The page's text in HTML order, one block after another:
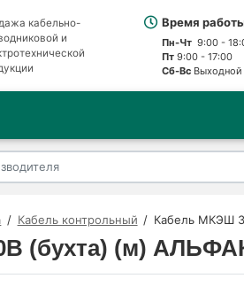
кабельно-
и
Время
Пн-Чт9:00 -
Пт9:00 - 17:00
Сб-ВсВыходной
Кабель контрольный Кабель МКЭШ
(бухта) (м)